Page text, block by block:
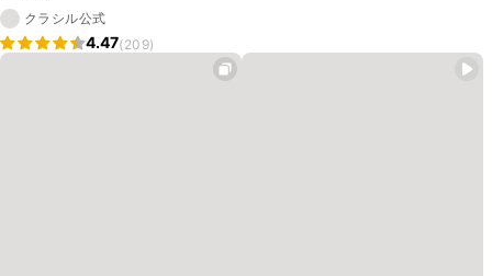
クラシル公式
4.47(209)